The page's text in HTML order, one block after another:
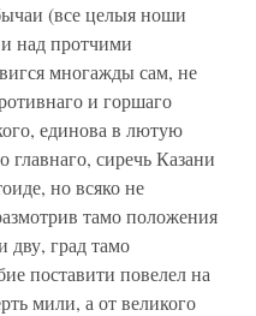
(все целыя ноши
над протчими
многажды сам, не
и горшаго
единова в лютую
главнаго, сиречь Казани
но всяко не
тамо положения
дву, град тамо
поставити повелел на
мили, а от великого